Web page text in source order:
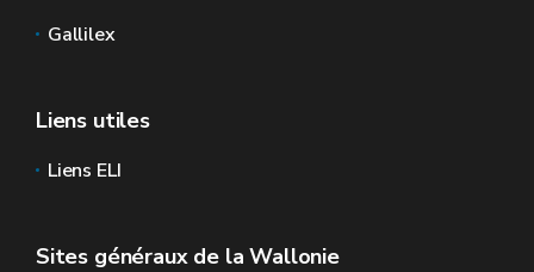
Gallilex
Liens utiles
Liens ELI
Sites généraux de la Wallonie